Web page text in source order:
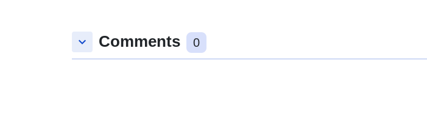
keyboard_arrow_down Comments 0